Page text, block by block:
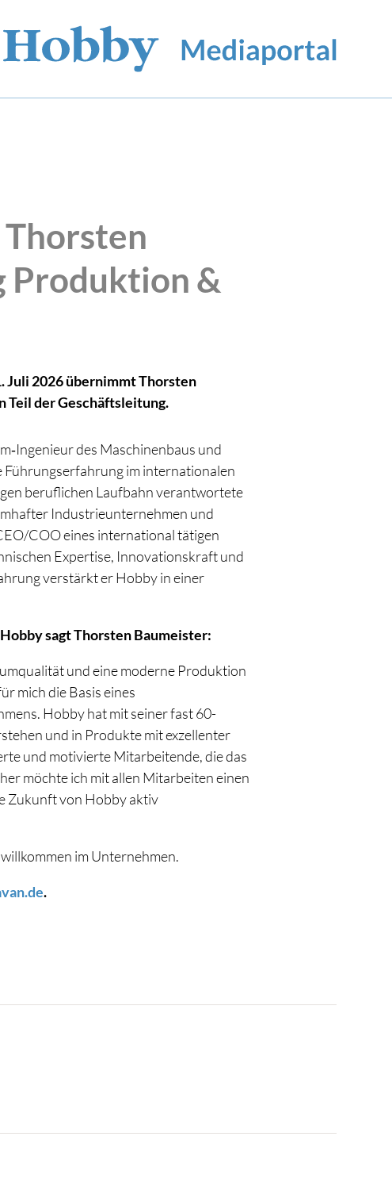
Produktion &
2026 übernimmt Thorsten
Teil der Geschäftsleitung.
des Maschinenbaus und
Führungserfahrung im internationalen
beruflichen Laufbahn verantwortete
Industrieunternehmen und
COO eines international tätigen
Expertise, Innovationskraft und
verstärkt er Hobby in einer
sagt Thorsten Baumeister:
und eine moderne Produktion
mich die Basis eines
Hobby hat mit seiner fast 60-
und in Produkte mit exzellenter
und motivierte Mitarbeitende, die das
möchte ich mit allen Mitarbeiten einen
Zukunft von Hobby aktiv
im Unternehmen.
.